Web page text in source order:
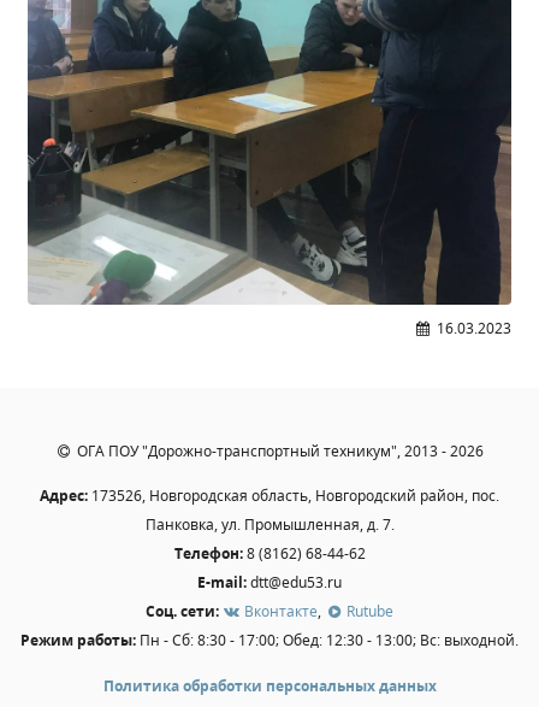
ПОЛЕЗНЫЕ ССЫЛКИ
Министерство науки и высшего образования
РФ
Главное управление по контролю за оборотом
наркотиков
Общероссийская база вакансий "Работа в
России"
Сбербанк Онлайн - оплачивайте
образовательные услуги
16.03.2023
ОГА ПОУ "Дорожно-транспортный техникум", 2013 - 2026
Адрес: 173526, Новгородская область, Новгородский район, пос.
Панковка, ул. Промышленная, д. 7.
Телефон:8 (8162) 68-44-62
E-mail:dtt@edu53.ru
Соц. сети:
Вконтакте,
Rutube
Режим работы: Пн - Сб: 8:30 - 17:00; Обед: 12:30 - 13:00; Вс: выходной.
Политика обработки персональных данных